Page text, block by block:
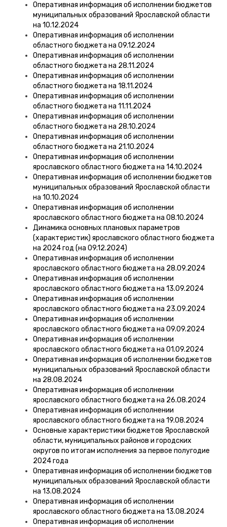
Оперативная информация об исполнении бюджетов
муниципальных образований Ярославской области
на 10.12.2024
Оперативная информация об исполнении
областного бюджета на 09.12.2024
Оперативная информация об исполнении
областного бюджета на 28.11.2024
Оперативная информация об исполнении
областного бюджета на 18.11.2024
Оперативная информация об исполнении
областного бюджета на 11.11.2024
Оперативная информация об исполнении
областного бюджета на 28.10.2024
Оперативная информация об исполнении
областного бюджета на 21.10.2024
Оперативная информация об исполнении
ярославского областного бюджета на 14.10.2024
Оперативная информация об исполнении бюджетов
муниципальных образований Ярославской области
на 10.10.2024
Оперативная информация об исполнении
ярославского областного бюджета на 08.10.2024
Динамика основных плановых параметров
(характеристик) ярославского областного бюджета
на 2024 год (на 09.12.2024)
Оперативная информация об исполнении
ярославского областного бюджета на 28.09.2024
Оперативная информация об исполнении
ярославского областного бюджета на 13.09.2024
Оперативная информация об исполнении
ярославского областного бюджета на 23.09.2024
Оперативная информация об исполнении
ярославского областного бюджета на 09.09.2024
Оперативная информация об исполнении
ярославского областного бюджета на 01.09.2024
Оперативная информация об исполнении бюджетов
муниципальных образований Ярославской области
на 28.08.2024
Оперативная информация об исполнении
ярославского областного бюджета на 26.08.2024
Оперативная информация об исполнении
ярославского областного бюджета на 19.08.2024
Основные характеристики бюджетов Ярославской
области, муниципальных районов и городских
округов по итогам исполнения за первое полугодие
2024 года
Оперативная информация об исполнении бюджетов
муниципальных образований Ярославской области
на 13.08.2024
Оперативная информация об исполнении
ярославского областного бюджета на 13.08.2024
Оперативная информация об исполнении